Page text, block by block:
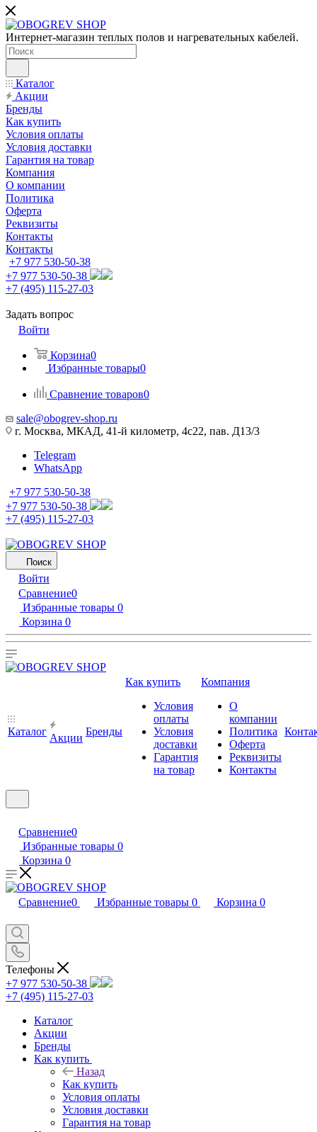
Интернет-магазин теплых полов и нагревательных кабелей.
Каталог
Акции
Бренды
Как купить
Условия оплаты
Условия доставки
Гарантия на товар
Компания
О компании
Политика
Оферта
Реквизиты
Контакты
Контакты
+7 977 530-50-38
+7 977 530-50-38
+7 (495) 115-27-03
Задать вопрос
Войти
Корзина0
Избранные товары0
Сравнение товаров0
sale@obogrev-shop.ru
г. Москва, МКАД, 41-й километр, 4с22, пав. Д13/3
Telegram
WhatsApp
+7 977 530-50-38
+7 977 530-50-38
+7 (495) 115-27-03
Поиск
Войти
Сравнение0
Избранные товары 0
Корзина 0
Каталог
Акции
Бренды
Как купить
Условия
оплаты
Условия
доставки
Гарантия
на товар
Компания
О
компании
Политика
Оферта
Реквизиты
Контакты
Сравнение0
Избранные товары 0
Корзина 0
Сравнение0 Избранные товары 0 Корзина 0
Телефоны
+7 977 530-50-38
+7 (495) 115-27-03
Каталог
Акции
Бренды
Как купить
Назад
Как купить
Условия оплаты
Условия доставки
Гарантия на товар